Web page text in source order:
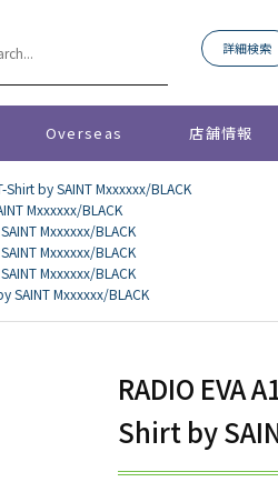
詳細検索
Overseas 店舗情報
Shirt by SAINT Mxxxxxx/BLACK
Mxxxxxx/BLACK
Mxxxxxx/BLACK
Mxxxxxx/BLACK
Mxxxxxx/BLACK
SAINT Mxxxxxx/BLACK
RADIO EVA
Shirt by